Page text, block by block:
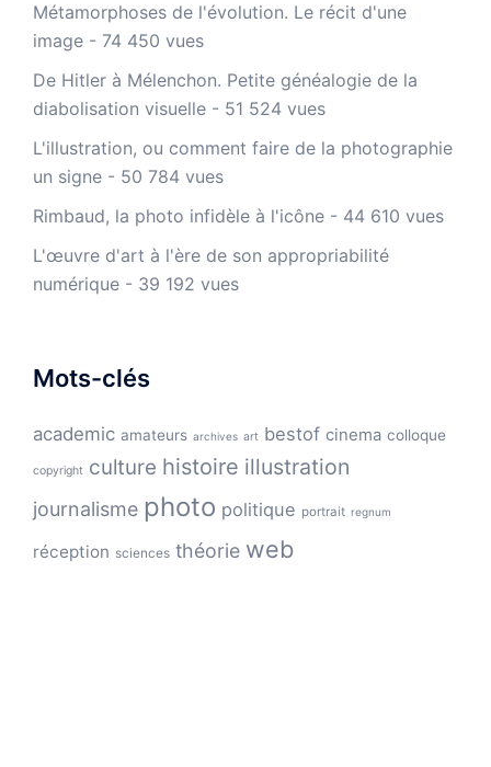
Métamorphoses de l'évolution. Le récit d'une
image - 74 450 vues
De Hitler à Mélenchon. Petite généalogie de la
diabolisation visuelle - 51 524 vues
L'illustration, ou comment faire de la photographie
un signe - 50 784 vues
Rimbaud, la photo infidèle à l'icône - 44 610 vues
L'œuvre d'art à l'ère de son appropriabilité
numérique - 39 192 vues
Mots-clés
academic amateurs archives art bestof cinema colloque
copyright culture histoire illustration
journalisme photo politique portrait regnum
réception sciences théorie web